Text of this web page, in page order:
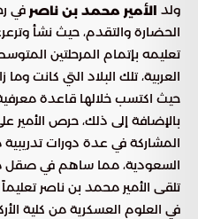
ولد الأمير محمد بن ناصر في
الحضارة والتقدم، حيث نشأ
تعليمه بإتمام المرحلتين
العربية، تلك البلاد التي كانت
حيث اكتسب خلالها قاعدة
بالإضافة إلى ذلك، حرص الأمير
المشاركة في عدة دورات
السعودية، مما ساهم في صقل
تلقى الأمير محمد بن ناصر
في العلوم العسكرية من كلية